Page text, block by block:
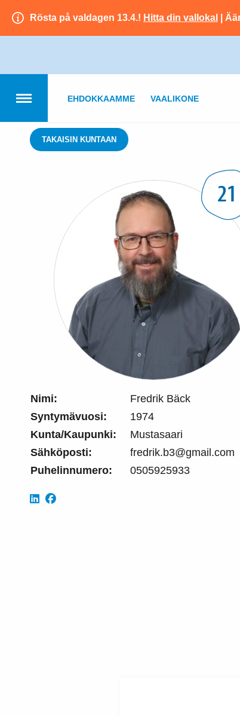
Rösta på valdagen 13.4.! Hitta din vallokal |
EHDOKKAAMME VAALIKONE
TAKAISIN KUNTAAN
21
Nimi:
Fredrik Bäck
Syntymävuosi:
1974
Kunta/Kaupunki:
Mustasaari
Sähköposti:
fredrik.b3@gmail.com
Puhelinnumero:
0505925933